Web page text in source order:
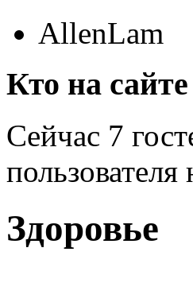
AllenLam
Кто на сайте
Сейчас 7
пользователя
Здоровье
У